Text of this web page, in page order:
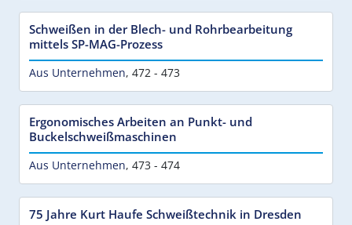
Schweißen in der Blech- und Rohrbearbeitung
mittels SP-MAG-Prozess
Aus Unternehmen, 472 - 473
Ergonomisches Arbeiten an Punkt- und
Buckelschweißmaschinen
Aus Unternehmen, 473 - 474
75 Jahre Kurt Haufe Schweißtechnik in Dresden